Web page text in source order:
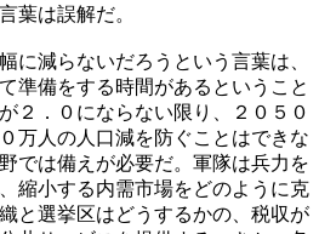
葉は誤解だ。
に減らないだろうという言葉は、
準備をする時間があるということ
２．０にならない限り、２０５０
万人の人口減を防ぐことはできな
では備えが必要だ。軍隊は兵力を
縮小する内需市場をどのように克
と選挙区はどうするかの、税収が